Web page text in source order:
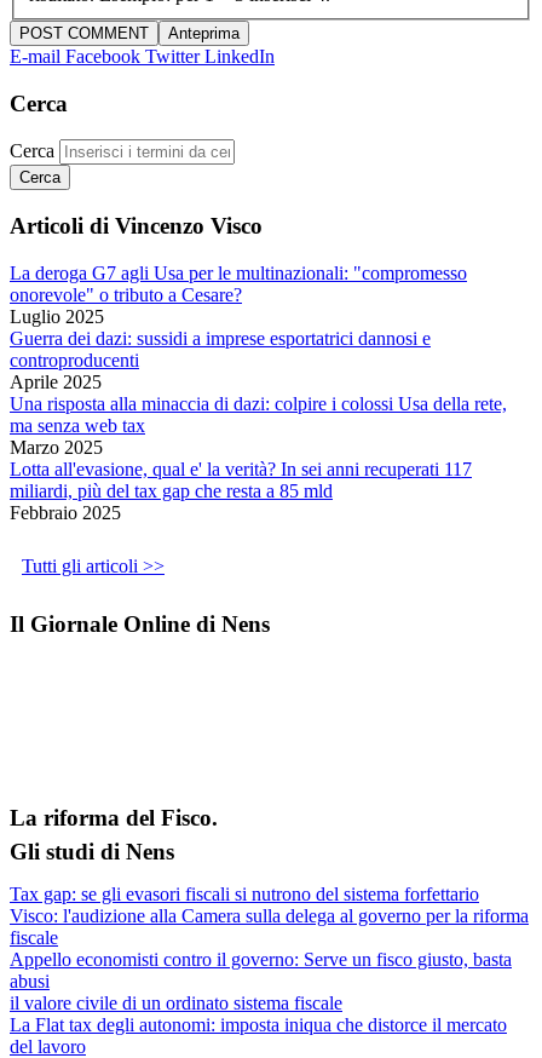
E-mail Facebook TwitterLinkedIn
Cerca
Cerca
Articoli di Vincenzo Visco
La deroga G7 agli Usa per le multinazionali: "compromesso
onorevole" o tributo a Cesare?
Luglio 2025
Guerra dei dazi: sussidi a imprese esportatrici dannosi e
controproducenti
Aprile 2025
Una risposta alla minaccia di dazi: colpire i colossi Usa della rete,
ma senza web tax
Marzo 2025
Lotta all'evasione, qual e' la verità? In sei anni recuperati 117
miliardi, più del tax gap che resta a 85 mld
Febbraio 2025
Tutti gli articoli >>
Il Giornale Online di Nens
La riforma del Fisco.
Gli studi di Nens
Tax gap: se gli evasori fiscali si nutrono del sistema forfettario
Visco: l'audizione alla Camera sulla delega al governo per la riforma
fiscale
Appello economisti contro il governo: Serve un fisco giusto, basta
abusi
il valore civile di un ordinato sistema fiscale
La Flat tax degli autonomi: imposta iniqua che distorce il mercato
del lavoro